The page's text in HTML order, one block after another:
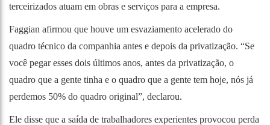
terceirizados atuam em obras e serviços para a empresa.
Faggian afirmou que houve um esvaziamento acelerado do
quadro técnico da companhia antes e depois da privatização. “Se
você pegar esses dois últimos anos, antes da privatização, o
quadro que a gente tinha e o quadro que a gente tem hoje, nós já
perdemos 50% do quadro original”, declarou.
Ele disse que a saída de trabalhadores experientes provocou perda